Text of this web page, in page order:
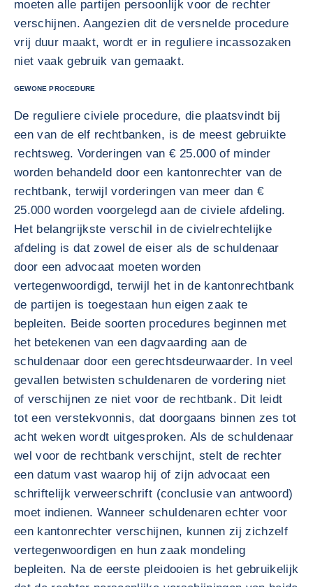
moeten alle partijen persoonlijk voor de rechter
verschijnen. Aangezien dit de versnelde procedure
vrij duur maakt, wordt er in reguliere incassozaken
niet vaak gebruik van gemaakt.
GEWONE PROCEDURE
De reguliere civiele procedure, die plaatsvindt bij
een van de elf rechtbanken, is de meest gebruikte
rechtsweg. Vorderingen van € 25.000 of minder
worden behandeld door een kantonrechter van de
rechtbank, terwijl vorderingen van meer dan €
25.000 worden voorgelegd aan de civiele afdeling.
Het belangrijkste verschil in de civielrechtelijke
afdeling is dat zowel de eiser als de schuldenaar
door een advocaat moeten worden
vertegenwoordigd, terwijl het in de kantonrechtbank
de partijen is toegestaan hun eigen zaak te
bepleiten. Beide soorten procedures beginnen met
het betekenen van een dagvaarding aan de
schuldenaar door een gerechtsdeurwaarder. In veel
gevallen betwisten schuldenaren de vordering niet
of verschijnen ze niet voor de rechtbank. Dit leidt
tot een verstekvonnis, dat doorgaans binnen zes tot
acht weken wordt uitgesproken. Als de schuldenaar
wel voor de rechtbank verschijnt, stelt de rechter
een datum vast waarop hij of zijn advocaat een
schriftelijk verweerschrift (conclusie van antwoord)
moet indienen. Wanneer schuldenaren echter voor
een kantonrechter verschijnen, kunnen zij zichzelf
vertegenwoordigen en hun zaak mondeling
bepleiten. Na de eerste pleidooien is het gebruikelijk